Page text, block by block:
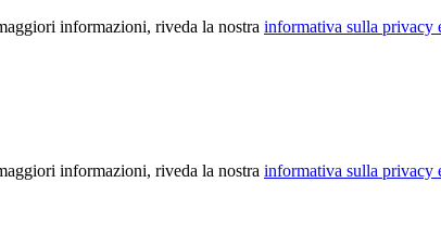
informazioni, riveda la nostra informativa sulla privacy
informazioni, riveda la nostra informativa sulla privacy